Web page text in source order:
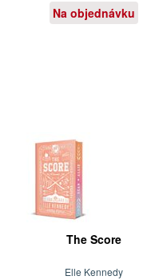
Na objednávku
The Score
Elle Kennedy